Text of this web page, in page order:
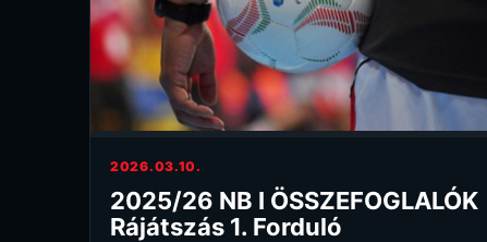
2026.03.10.
2025/26 NB I ÖSSZEFOGLALÓK
Rájátszás 1. Forduló